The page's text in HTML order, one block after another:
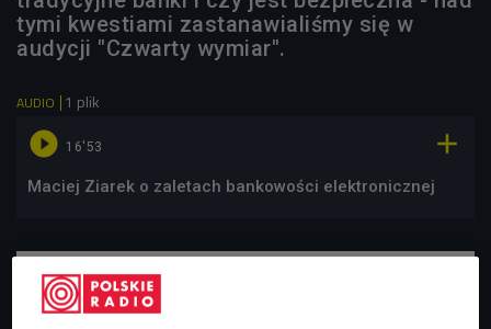
tymi kwestiami zastanawialiśmy się w
audycji "Czwarty wymiar".
AUDIO 1 plik
 16'53 
Maciej Ziarek o zaletach bankowości elektronicznej